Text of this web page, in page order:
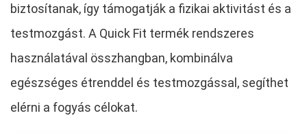
biztosítanak, így támogatják a fizikai aktivitást és a
testmozgást. A Quick Fit termék rendszeres
használatával összhangban, kombinálva
egészséges étrenddel és testmozgással, segíthet
elérni a fogyás célokat.